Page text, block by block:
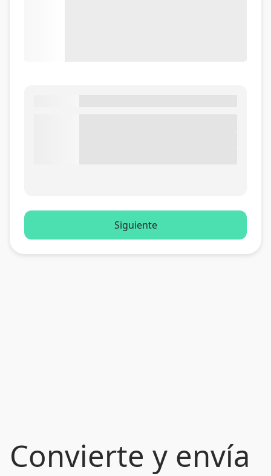
Convierte y envía
Siguiente